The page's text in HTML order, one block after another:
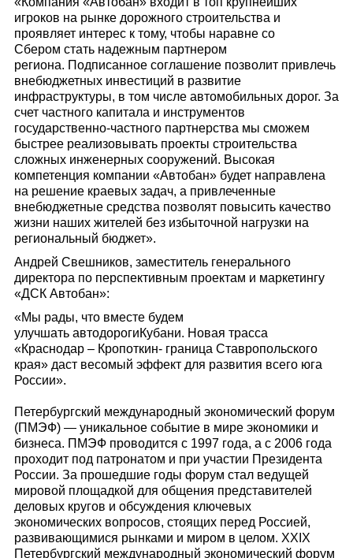
игроков на рынке дорожного строительства и
проявляет интерес к тому, чтобы наравне со
Сбером стать надежным партнером
региона. Подписанное соглашение позволит привлечь
внебюджетных инвестиций в развитие
инфраструктуры, в том числе автомобильных дорог. За
счет частного капитала и инструментов
государственно-частного партнерства мы сможем
быстрее реализовывать проекты строительства
сложных инженерных сооружений. Высокая
компетенция компании «Автобан» будет направлена
на решение краевых задач, а привлеченные
внебюджетные средства позволят повысить качество
жизни наших жителей без избыточной нагрузки на
региональный бюджет».
Андрей Свешников, заместитель генерального
директора по перспективным проектам и маркетингу
«ДСК Автобан»:
«Мы рады, что вместе будем
улучшать автодорогиКубани. Новая трасса
«Краснодар – Кропоткин- граница Ставропольского
края» даст весомый эффект для развития всего юга
России».
Петербургский международный экономический форум
(ПМЭФ) — уникальное событие в мире экономики и
бизнеса. ПМЭФ проводится с 1997 года, а с 2006 года
проходит под патронатом и при участии Президента
России. За прошедшие годы форум стал ведущей
мировой площадкой для общения представителей
деловых кругов и обсуждения ключевых
экономических вопросов, стоящих перед Россией,
развивающимися рынками и миром в целом. XXIX
Петербургский международный экономический форум